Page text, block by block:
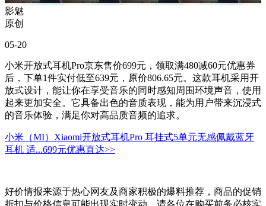
影魅
原创
05-20
小米开放式耳机Pro京东售价699元，领取满480减60元优惠券
后，下单1件实付低至639元，原价806.65元。这款耳机采用开
放式设计，能让你在享受音乐的同时感知周围环境声音，使用
起来更加安全。它具备出色的音质表现，能为用户带来沉浸式
的音乐体验，满足你对高品质音频的追求。
小米（MI）Xiaomi开放式耳机Pro 耳挂式5单元无感佩戴蓝牙
耳机 适...699元优惠直达>>
好价情报来源于热心网友及商家积极的爆料推荐，商品的促销